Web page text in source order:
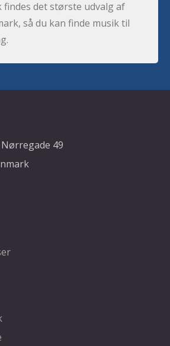
findes det største udvalg af
så du kan finde musik til
49